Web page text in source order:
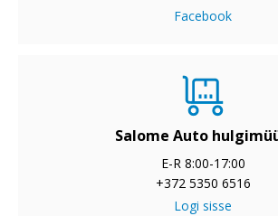
Facebook
Salome Auto
E-R 8:00-17:00
+372 5350 6516
Logi sisse